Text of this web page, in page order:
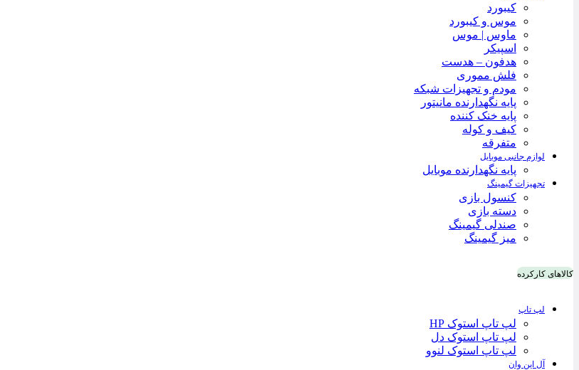
کیبورد
موس و کیبورد
ماوس | موس
اسپیکر
هدفون – هدست
فلش مموری
مودم و تجهیزات شبکه
پایه نگهدارنده مانیتور
پایه خنک کننده
کیف و کوله
متفرقه
لوازم جانبی موبایل
پایه نگهدارنده موبایل
تجهیزات گیمینگ
کنسول بازی
دسته بازی
صندلی گیمینگ
میز گیمینگ
کالاهای کارکرده
لپ تاپ
لپ تاپ استوک HP
لپ تاپ استوک دل
لپ تاپ استوک لنوو
آل این وان